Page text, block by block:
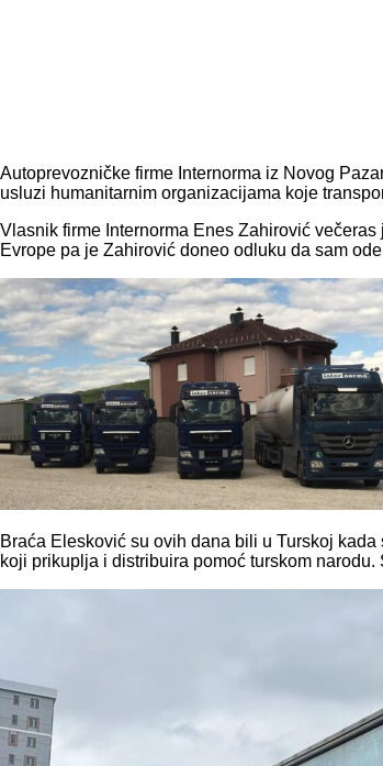
Autoprevozničke firme Internorma iz Novog
usluzi humanitarnim organizacijama koje
Vlasnik firme Internorma Enes Zahirović
Evrope pa je Zahirović doneo odluku da sam
Braća Elesković su ovih dana bili u Turskoj
koji prikuplja i distribuira pomoć turskom